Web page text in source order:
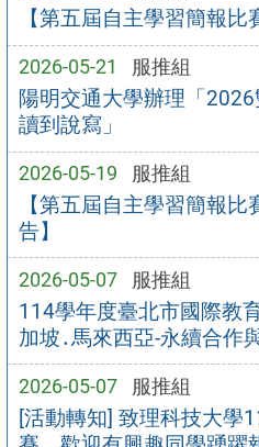
【第五屆自主學習簡報比
2026-05-21 服推組
陽明交通大學辦理「
讀到說寫」
2026-05-19 服推組
【第五屆自主學習簡報
告】
2026-05-07 服推組
114學年度臺北市國際教
加坡․馬來西亞-永續合作
2026-05-07 服推組
[活動轉知] 致理科技大學